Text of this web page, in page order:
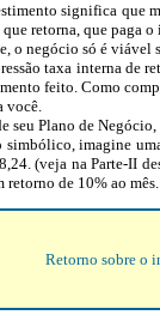
significa que
que retorna, que
o negócio só é viável
taxa interna de
feito. Como
você.
Plano de
imagine uma
(veja na Parte-II
de 10% ao
Retorno sobre o